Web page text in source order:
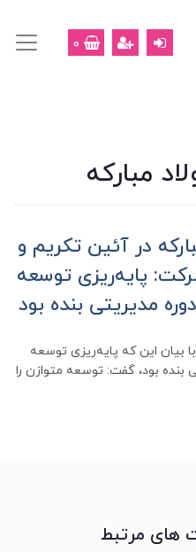
0
مبارکه
در آئین تکریم و
پایه‌ریزی توسعه
مدیریتی بنده بود
بیان این که پایه‌ریزی توسعه
بنده بود، گفت: توسعه متوازن را
های مرتبط